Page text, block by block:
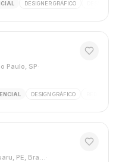
DESIGNER GRÁFICO
Paulo, SP
DESIGN GRÁFICO
Caruaru, PE, Brasil